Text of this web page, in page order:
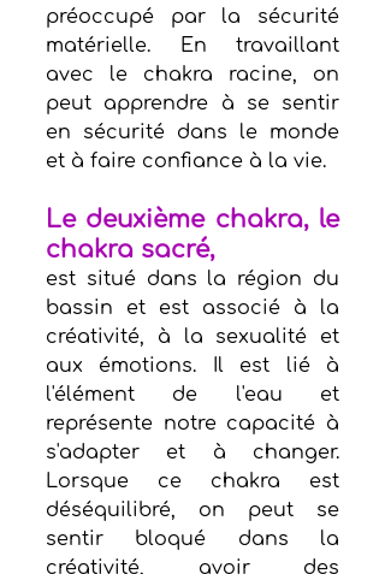
préoccupé par la sécurité
matérielle. En travaillant
avec le chakra racine, on
peut apprendre à se sentir
en sécurité dans le monde
et à faire confiance à la vie.
Le deuxième chakra, le
chakra sacré,
est situé dans la région du
bassin et est associé à la
créativité, à la sexualité et
aux émotions. Il est lié à
l'élément de l'eau et
représente notre capacité à
s'adapter et à changer.
Lorsque ce chakra est
déséquilibré, on peut se
sentir bloqué dans la
créativité, avoir des